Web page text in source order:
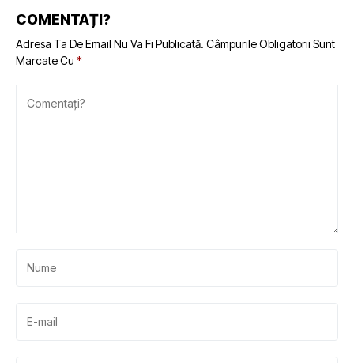
COMENTAȚI?
Adresa Ta De Email Nu Va Fi Publicată. Câmpurile Obligatorii Sunt
Marcate Cu *